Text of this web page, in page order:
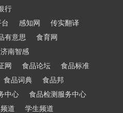
行
感知网
传实翻译
有意思
食育网
济南智感
网 食品论坛
食品标准
食品词典
食品邦
中心
食品检测服务中心
道 学生频道